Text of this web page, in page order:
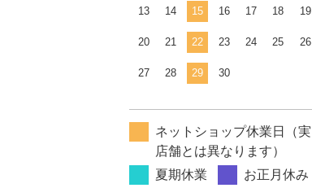
13 14 15 16 17 18 19
20 21 22 23 24 25 26
27 28 29 30
ネットショップ休業日（実
店舗とは異なります）
夏期休業
お正月休み